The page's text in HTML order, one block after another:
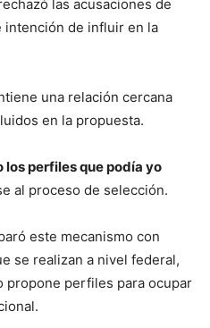
las acusaciones de
intención de influir en la
una relación cercana
en la propuesta.
los perfiles que podía yo
al proceso de selección.
este mecanismo con
se realizan a nivel federal,
propone perfiles para ocupar